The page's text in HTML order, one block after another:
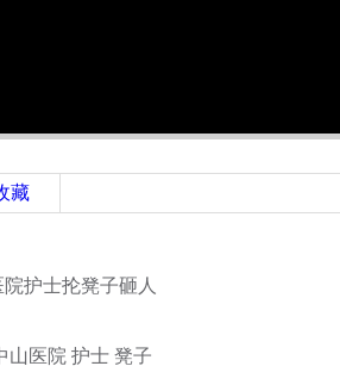
藏
护士抡凳子砸人
山医院 护士 凳子